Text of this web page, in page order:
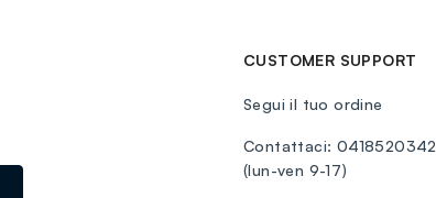
CUSTOMER SUPPORT
Segui il tuo ordine
Contattaci: 0418520342
(lun-ven 9-17)